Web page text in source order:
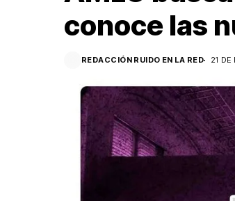
conoce las
REDACCIÓN RUIDO EN LA RED 21 DE